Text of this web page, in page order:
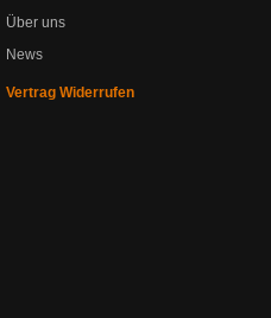
Über uns
News
Vertrag Widerrufen